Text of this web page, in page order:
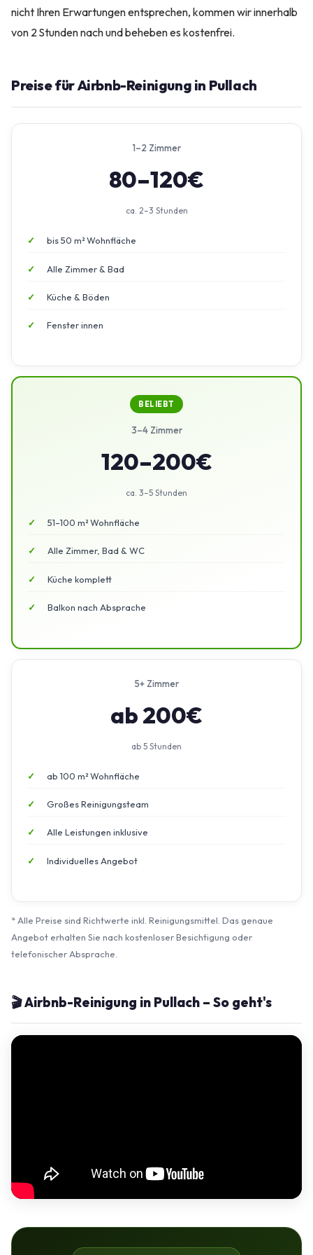
nicht Ihren Erwartungen entsprechen, kommen wir innerhalb
von 2 Stunden nach und beheben es kostenfrei.
Preise für Airbnb-Reinigung in Pullach
1–2 Zimmer
80–120€
ca. 2–3 Stunden
bis 50 m² Wohnfläche
Alle Zimmer & Bad
Küche & Böden
Fenster innen
BELIEBT
3–4 Zimmer
120–200€
ca. 3–5 Stunden
51–100 m² Wohnfläche
Alle Zimmer, Bad & WC
Küche komplett
Balkon nach Absprache
5+ Zimmer
ab 200€
ab 5 Stunden
ab 100 m² Wohnfläche
Großes Reinigungsteam
Alle Leistungen inklusive
Individuelles Angebot
* Alle Preise sind Richtwerte inkl. Reinigungsmittel. Das genaue
Angebot erhalten Sie nach kostenloser Besichtigung oder
telefonischer Absprache.
🎬 Airbnb-Reinigung in Pullach – So geht's